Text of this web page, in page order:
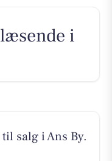
i
salg i Ans By.